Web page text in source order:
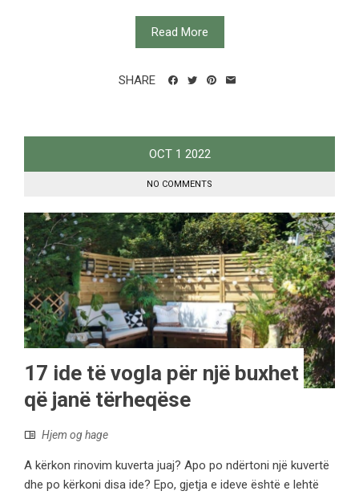
Read More
SHARE
OCT 1 2022
NO COMMENTS
17 ide të vogla për një buxhet
që janë tërheqëse
Hjem og hage
A kërkon rinovim kuverta juaj? Apo po ndërtoni një kuvertë
dhe po kërkoni disa ide? Epo, gjetja e ideve është e lehtë